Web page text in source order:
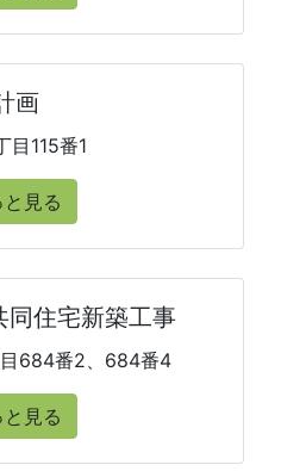
画
目115番1
と見る
住宅新築工事
684番2、684番4
と見る